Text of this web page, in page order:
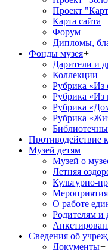
Проект
Карта сайта
Форум
Дипломы,
Фонды музея+
Дарители и
Коллекции
Рубрика «Из
Рубрика «Из
Рубрика
Рубрика
Противодействие
Музей детям+
Музей о
Летняя
Культурно-
Мероприятия
О работе
Родителям и
Сведения об
Документы+